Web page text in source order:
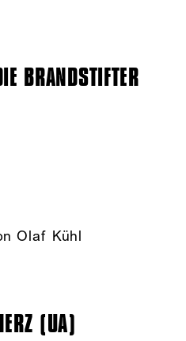
BRANDSTIFTER
Olaf Kühl
(UA)